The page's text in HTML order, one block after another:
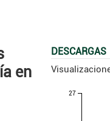
en
DESCARGAS
27